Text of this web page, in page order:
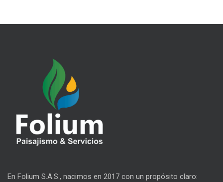
En Folium S.A.S., nacimos en 2017 con un propósito claro: